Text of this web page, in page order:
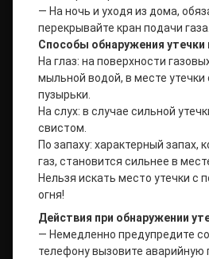
— На ночь и уходя из дома,
перекрывайте кран подачи газа.
Способы обнаружения утечки
На глаз: на поверхности
мыльной водой, в месте утечки
пузырьки.
На слух: в случае сильной
свистом.
По запаху: характерный запах,
газ, становится сильнее в
Нельзя искать место утечки с
огня!
Действия при обнаружении
— Немедленно предупредите
телефону вызовите аварийную